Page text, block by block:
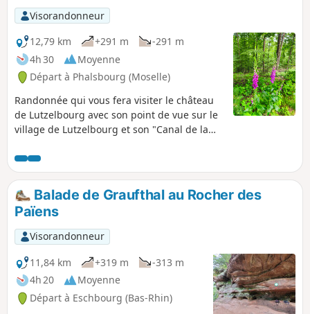
Visorandonneur
12,79 km
+291 m
-291 m
4h 30
Moyenne
Départ à Phalsbourg (Moselle)
Randonnée qui vous fera visiter le château
de Lutzelbourg avec son point de vue sur le
village de Lutzelbourg et son "Canal de la
forestiers, sentiers dans la forêt et dans les
champs. Un peu de bitume néanmoins pour
la traversée des villages.
Balade de Graufthal au Rocher des
Païens
Visorandonneur
11,84 km
+319 m
-313 m
4h 20
Moyenne
Départ à Eschbourg (Bas-Rhin)